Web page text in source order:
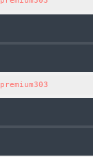
premium303